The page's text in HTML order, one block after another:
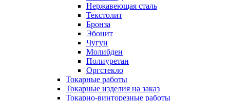
Нержавеющая сталь
Текстолит
Бронза
Эбонит
Чугун
Молибден
Полиуретан
Оргстекло
Токарные работы
Токарные изделия на заказ
Токарно-винторезные работы